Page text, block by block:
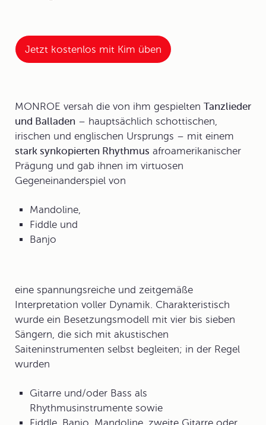
Jetzt kostenlos mit Kim üben
MONROE versah die von ihm gespielten Tanzlieder
und Balladen – hauptsächlich schottischen,
irischen und englischen Ursprungs – mit einem
stark synkopierten Rhythmus afroamerikanischer
Prägung und gab ihnen im virtuosen
Gegeneinanderspiel von
Mandoline,
Fiddle und
Banjo
eine spannungsreiche und zeitgemäße
Interpretation voller Dynamik. Charakteristisch
wurde ein Besetzungsmodell mit vier bis sieben
Sängern, die sich mit akustischen
Saiteninstrumenten selbst begleiten; in der Regel
wurden
Gitarre und/oder Bass als
Rhythmusinstrumente sowie